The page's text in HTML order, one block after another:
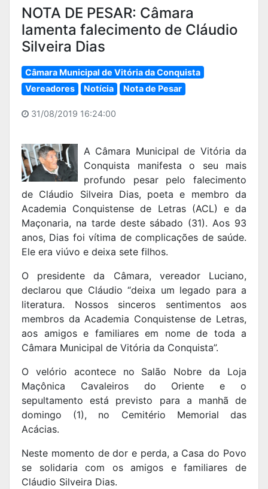
NOTA DE PESAR: Câmara
lamenta falecimento de Cláudio
Silveira Dias
Câmara Municipal de Vitória da Conquista
Vereadores
Notícia Nota de Pesar
31/08/2019 16:24:00
A Câmara Municipal de Vitória da
Conquista manifesta o seu mais
profundo pesar pelo falecimento
de Cláudio Silveira Dias, poeta e membro da
Academia Conquistense de Letras (ACL) e da
Maçonaria, na tarde deste sábado (31). Aos 93
anos, Dias foi vítima de complicações de saúde.
Ele era viúvo e deixa sete filhos.
O presidente da Câmara, vereador Luciano,
declarou que Cláudio “deixa um legado para a
literatura. Nossos sinceros sentimentos aos
membros da Academia Conquistense de Letras,
aos amigos e familiares em nome de toda a
Câmara Municipal de Vitória da Conquista”.
O velório acontece no Salão Nobre da Loja
Maçônica Cavaleiros do Oriente e o
sepultamento está previsto para a manhã de
domingo (1), no Cemitério Memorial das
Acácias.
Neste momento de dor e perda, a Casa do Povo
se solidaria com os amigos e familiares de
Cláudio Silveira Dias.